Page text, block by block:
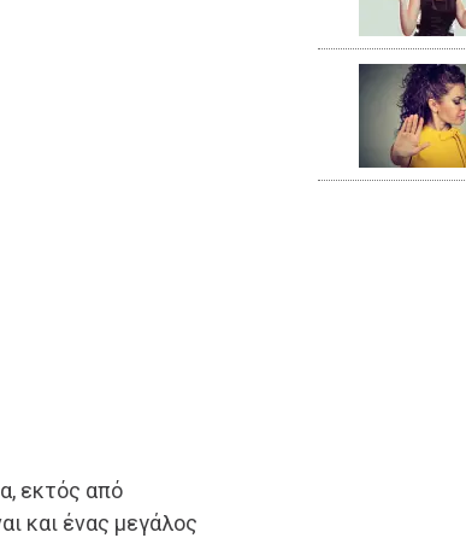
εκτός από
και ένας μεγάλος